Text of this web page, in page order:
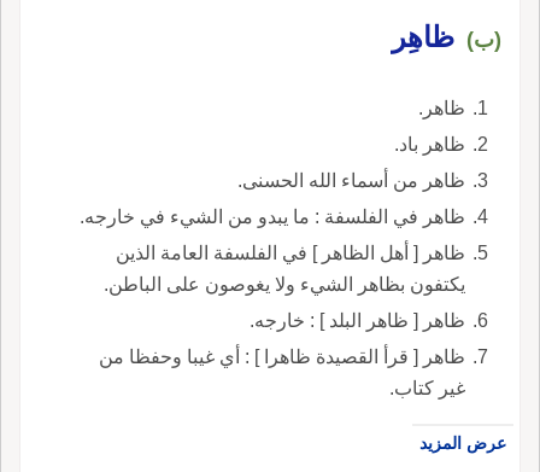
(ب) ظاهِر
ظاهر.
ظاهر باد.
ظاهر من أسماء الله الحسنى.
ظاهر في الفلسفة : ما يبدو من الشيء في خارجه.
ظاهر [ أهل الظاهر ] في الفلسفة العامة الذين
يكتفون بظاهر الشيء ولا يغوصون على الباطن.
ظاهر [ ظاهر البلد ] : خارجه.
ظاهر [ قرأ القصيدة ظاهرا ] : أي غيبا وحفظا من
غير كتاب.
عرض المزيد